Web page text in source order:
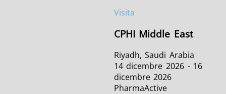
Visita
CPHI Middle East
Riyadh, Saudi Arabia
14 dicembre 2026 - 16
dicembre 2026
PharmaActive